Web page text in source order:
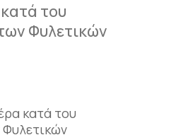
του
Φυλετικών
κατά του